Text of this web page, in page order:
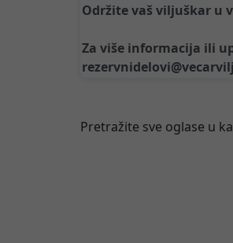
Održite vaš viljuškar u
Za više informacija ili
Pretražite sve oglase u